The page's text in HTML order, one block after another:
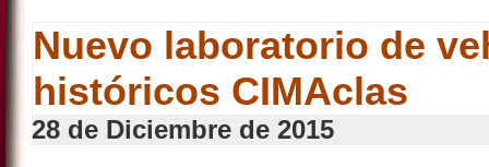
Nuevo laboratorio de
históricos CIMAclas
28 de Diciembre de 2015